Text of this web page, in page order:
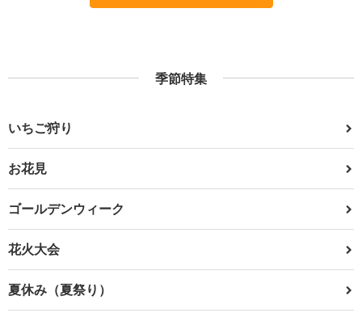
季節特集
いちご狩り
お花見
ゴールデンウィーク
花火大会
夏休み（夏祭り）